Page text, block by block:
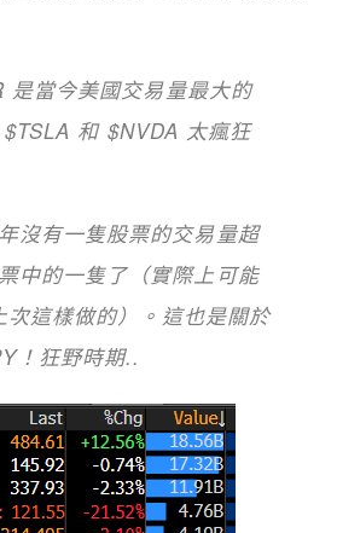
是當今美國交易量最大的
和 $NVDA 太瘋狂
沒有一隻股票的交易量超
中的一隻了（實際上可能
次這樣做的）。這也是關於
！狂野時期..